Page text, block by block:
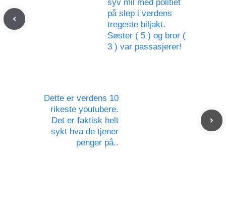
syv mil med politiet
på slep i verdens
tregeste biljakt.
Søster ( 5 ) og bror (
3 ) var passasjerer!
Dette er verdens 10
rikeste youtubere.
Det er faktisk helt
sykt hva de tjener
penger på..